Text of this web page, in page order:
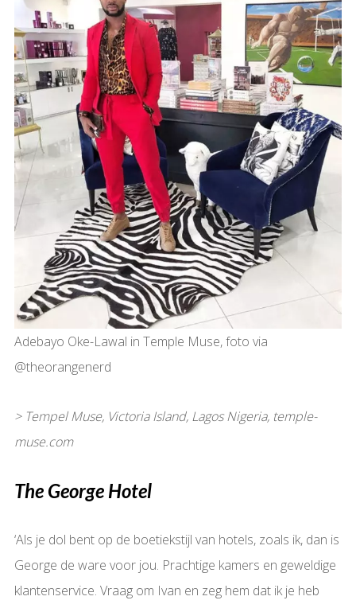
Adebayo Oke-Lawal in Temple Muse, foto via
@theorangenerd
> Tempel Muse, Victoria Island, Lagos Nigeria, temple-
muse.com
The George Hotel
‘Als je dol bent op de boetiekstijl van hotels, zoals ik, dan is
George de ware voor jou. Prachtige kamers en geweldige
klantenservice. Vraag om Ivan en zeg hem dat ik je heb